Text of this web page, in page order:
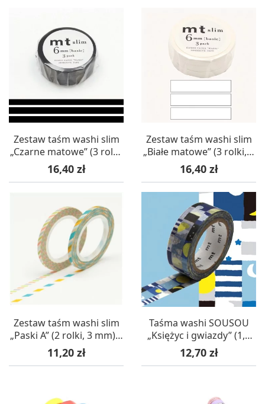
Zestaw taśm washi slim
„Czarne matowe” (3 rolki,
6 mm) – mt masking tape
Cena
16,40 zł
Zestaw taśm washi slim
„Białe matowe” (3 rolki, 6
mm) – mt masking tape
Cena
16,40 zł
Zestaw taśm washi slim
„Paski A” (2 rolki, 3 mm) –
mt masking tape
Cena
11,20 zł
Taśma washi SOUSOU
„Księżyc i gwiazdy” (1,5
cm x 7 m) – mt masking
tape
Cena
12,70 zł